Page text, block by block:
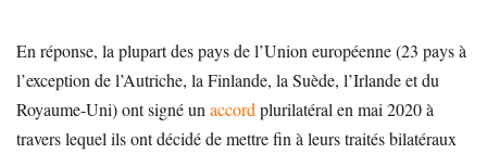
En réponse, la plupart des pays de l’Union européenne (23 pays à
l’exception de l’Autriche, la Finlande, la Suède, l’Irlande et du
Royaume-Uni) ont signé un accord plurilatéral en mai 2020 à
travers lequel ils ont décidé de mettre fin à leurs traités bilatéraux